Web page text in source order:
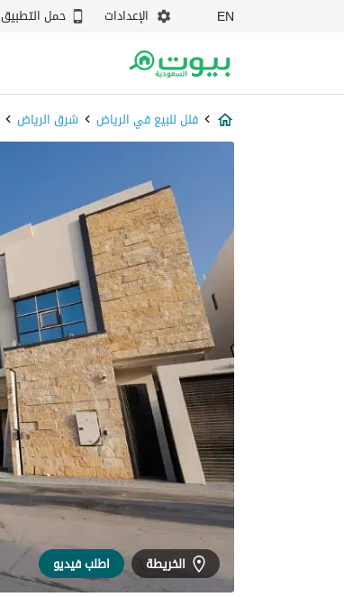
EN الإعدادات حمل التطبيق
فلل للبيع في الرياض شرق الرياض
الخريطة اطلب فيديو